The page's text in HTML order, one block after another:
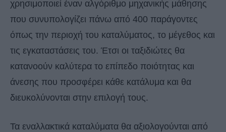
χρησιμοποιεί έναν αλγόριθμο μηχανικής μάθησης
που συνυπολογίζει πάνω από 400 παράγοντες
όπως την περιοχή του καταλύματος, το μέγεθος και
τις εγκαταστάσεις του. Έτσι οι ταξιδιώτες θα
κατανοούν καλύτερα το επίπεδο ποιότητας και
άνεσης που προσφέρει κάθε κατάλυμα και θα
διευκολύνονται στην επιλογή τους.
Τα εναλλακτικά καταλύματα θα αξιολογούνται από